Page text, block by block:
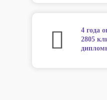
4 года
2805